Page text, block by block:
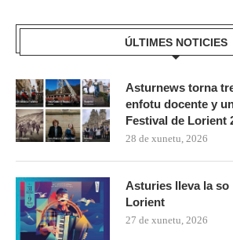
ÚLTIMES NOTICIES
Asturnews torna
enfotu docente y
Festival de Lorient
28 de xunetu, 2026
Asturies lleva la so
Lorient
27 de xunetu, 2026